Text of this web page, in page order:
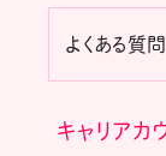
よくある質問
キャリアカ